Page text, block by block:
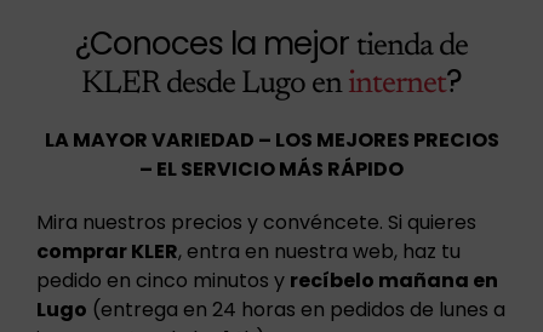
¿Conoces la mejor tienda de
KLER desde Lugo eninternet?
LA MAYOR VARIEDAD – LOS MEJORES PRECIOS
– EL SERVICIO MÁS RÁPIDO
Mira nuestros precios y convéncete. Si quieres
comprar KLER, entra en nuestra web, haz tu
pedido en cinco minutos y recíbelo mañana en
Lugo (entrega en 24 horas en pedidos de lunes a